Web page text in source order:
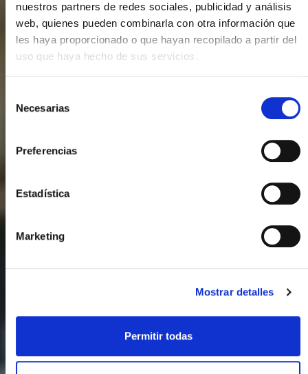
nuestros partners de redes sociales, publicidad y análisis
web, quienes pueden combinarla con otra información que
les haya proporcionado o que hayan recopilado a partir del
uso que haya hecho de sus servicios.
Necesarias
Preferencias
Estadística
Marketing
Mostrar detalles
Permitir todas